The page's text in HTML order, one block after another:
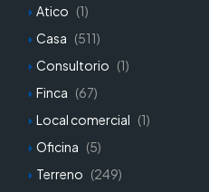
Atico (1)
Casa (511)
Consultorio (1)
Finca (67)
Local comercial (1)
Oficina (5)
Terreno (249)